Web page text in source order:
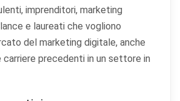
imprenditori, marketing
e laureati che vogliono
del marketing digitale, anche
precedenti in un settore in